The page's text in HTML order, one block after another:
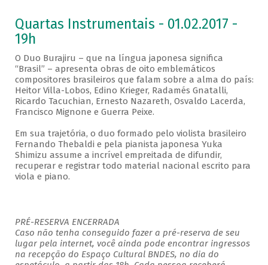
Quartas Instrumentais - 01.02.2017 -
19h
O Duo Burajiru – que na língua japonesa significa
“Brasil” – apresenta obras de oito emblemáticos
compositores brasileiros que falam sobre a alma do país:
Heitor Villa-Lobos, Edino Krieger, Radamés Gnatalli,
Ricardo Tacuchian, Ernesto Nazareth, Osvaldo Lacerda,
Francisco Mignone e Guerra Peixe.
Em sua trajetória, o duo formado pelo violista brasileiro
Fernando Thebaldi e pela pianista japonesa Yuka
Shimizu assume a incrível empreitada de difundir,
recuperar e registrar todo material nacional escrito para
viola e piano.
PRÉ-RESERVA ENCERRADA
Caso não tenha conseguido fazer a pré-reserva de seu
lugar pela internet, você ainda pode encontrar ingressos
na recepção do Espaço Cultural BNDES, no dia do